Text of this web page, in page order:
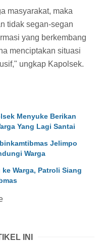
masyarakat, maka
tidak segan-segan
yang berkembang
menciptakan situasi
ungkap Kapolsek.
Menyuke Berikan
Yang Lagi Santai
Jelimpo
Warga
Warga, Patroli Siang
INI